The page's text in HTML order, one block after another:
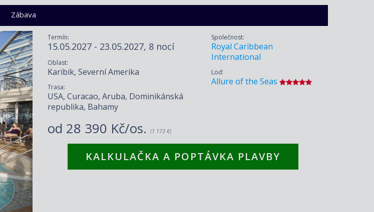
Zábava
Termín:
15.05.2027 - 23.05.2027, 8 nocí
Oblast:
Karibik, Severní Amerika
Trasa:
USA, Curacao, Aruba, Dominikánská
republika, Bahamy
Společnost:
Royal Caribbean
International
Loď:
Allure of the Seas
od 28 390 Kč/os. (1 173 €)
KALKULAČKA A POPTÁVKA PLAVBY